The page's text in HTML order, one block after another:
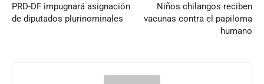
PRD-DF impugnará asignación
de diputados plurinominales
Niños chilangos reciben
vacunas contra el papiloma
humano